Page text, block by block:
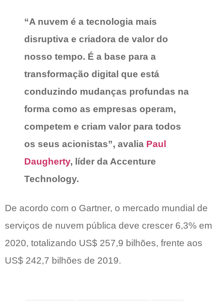
“A nuvem é a tecnologia mais
disruptiva e criadora de valor do
nosso tempo. É a base para a
transformação digital que está
conduzindo mudanças profundas na
forma como as empresas operam,
competem e criam valor para todos
os seus acionistas”, avalia Paul
Daugherty, líder da Accenture
Technology.
De acordo com o Gartner, o mercado mundial de
serviços de nuvem pública deve crescer 6,3% em
2020, totalizando US$ 257,9 bilhões, frente aos
US$ 242,7 bilhões de 2019.